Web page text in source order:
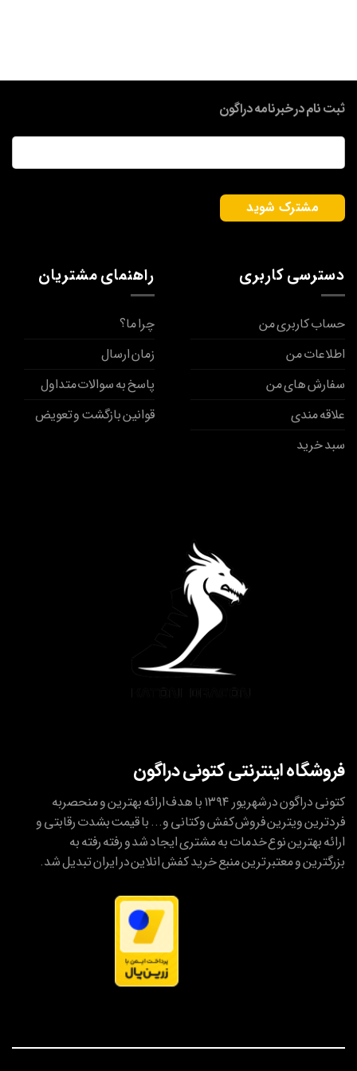
دسترسی کاربری
حساب کاربری من
اطلاعات من
سفارش های من
علاقه مندی
سبد خرید
ثبت نام در خبرنامه دراگون
ایمیل*
راهنمای مشتریان
چرا ما؟
زمان ارسال
پاسخ به سوالات متداول
قوانین بازگشت و تعویض
فروشگاه اینترنتی کتونی دراگون
کتونی دراگون در شهریور ۱۳۹۴ با هدف ارائه بهترین و منحصربه
فردترین ویترین فروش کفش وکتانی و... با قیمت بشدت رقابتی و
ارائه بهترین نوع خدمات به مشتری ایجاد شد و رفته رفته به
بزرگترین و معتبر ترین منبع خرید کفش انلاین در ایران تبدیل شد.